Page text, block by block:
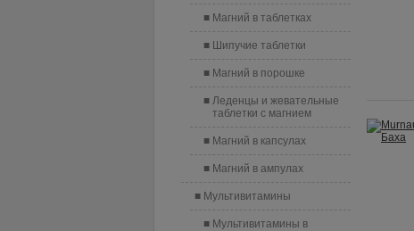
Магний в таблетках
Шипучие таблетки
Магний в порошке
Леденцы и жевательные
таблетки с магнием
Магний в капсулах
Магний в ампулах
Мультивитамины
Мультивитамины в